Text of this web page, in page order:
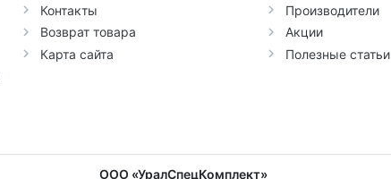
Контакты
Возврат товара
Карта сайта
Производители
Акции
Полезные статьи
ООО «УралСпецКомплект»